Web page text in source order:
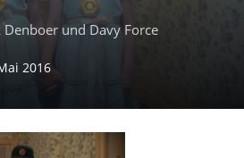
Denboer und Davy Force
2016